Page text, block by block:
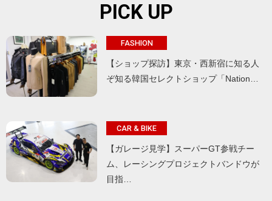
PICK UP
FASHION
【ショップ探訪】東京・西新宿に知る人
ぞ知る韓国セレクトショップ「Nation…
CAR & BIKE
【ガレージ見学】スーパーGT参戦チー
ム、レーシングプロジェクトバンドウが
目指…